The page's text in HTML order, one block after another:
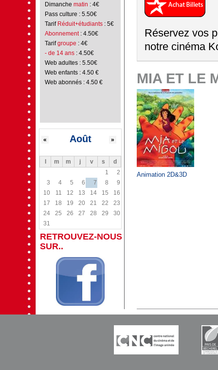
Dimanche matin : 4€
Pass culture : 5.50€
Tarif Réduit+étudiants : 5€
Abonnement: 4.50€
Tarifgroupe : 4€
- de 14 ans: 4.50€
Web adultes : 5.50€
Web enfants : 4.50 €
Web abonnés : 4.50 €
Août
« »
m m j v s
d
1
2
3
4 5 6 7 8
9
10
11 12 13 14 15
16
17
18 19 20 21 22
23
24
25 26 27 28 29
30
31
RETROUVEZ-NOUS
SUR..
Réservez vos
notre cinéma
MIA ET LE
Animation 2D&3D